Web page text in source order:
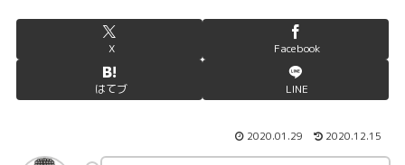
X Facebook
はてブ LINE
2020.01.29 2020.12.15